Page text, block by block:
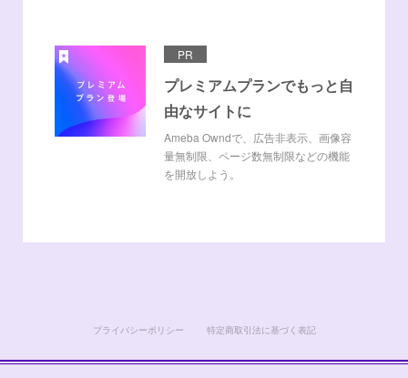
PR
プレミアムプランでもっと自
由なサイトに
Ameba Owndで、広告非表示、画像容
量無制限、ページ数無制限などの機能
を開放しよう。
プライバシーポリシー 特定商取引法に基づく表記